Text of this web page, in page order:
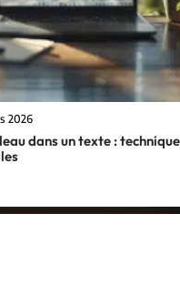
2026
dans un texte :